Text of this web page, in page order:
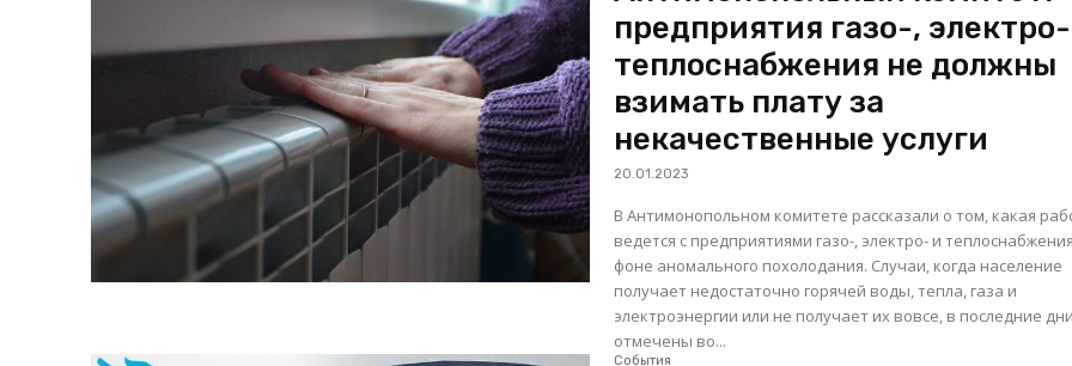
предприятия газо-,
теплоснабжения не должны
взимать плату за
некачественные услуги
20.01.2023
В Антимонопольном комитете рассказали о том, какая
ведется с предприятиями газо-, электро- и
фоне аномального похолодания. Случаи, когда население
получает недостаточно горячей воды, тепла, газа и
электроэнергии или не получает их вовсе, в последние дни
отмечены во...
События